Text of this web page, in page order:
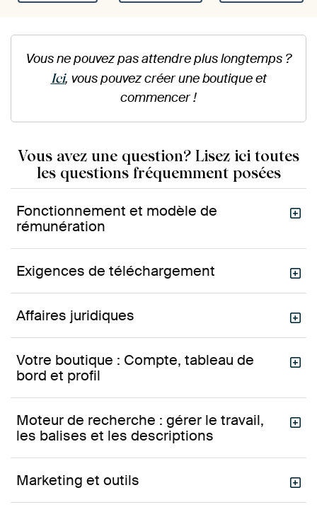
Vous ne pouvez pas attendre plus longtemps ?
Ici, vous pouvez créer une boutique et
commencer !
Vous avez une question? Lisez ici toutes
les questions fréquemment posées
Fonctionnement et modèle de
rémunération
Exigences de téléchargement
Affaires juridiques
Votre boutique : Compte, tableau de
bord et profil
Moteur de recherche : gérer le travail,
les balises et les descriptions
Marketing et outils